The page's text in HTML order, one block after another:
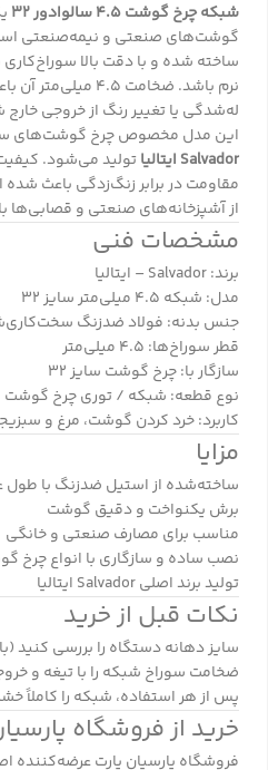
شبکه چرخ گوشت ۴.۵ سالوادور ۳۲
گوشت‌های صنعتی و نیمه‌صنعتی
ساخته شده و با دقت بالا
نرم باشد. ضخامت
له‌شدگی یا تغییر رنگ از خروجی
این مدل مخصوص چرخ گوشت‌های سایز ۳۲ بوده و توسط برند
Salvador ایتالیا
تولید می‌شود.
مقاومت در برابر زنگ‌زدگی باعث
از آشپزخانه‌های صنعتی و قصابی‌ها
مشخصات فنی
برند: Salvador – ایتالیا
مدل: شبکه ۴.۵ میلی‌متر سایز ۳۲
جنس بدنه: فولاد ضدزنگ
قطر سوراخ‌ها: ۴.۵ میلی‌متر
سازگار با: چرخ گوشت سایز ۳۲
نوع قطعه: شبکه / توری چرخ گوشت
کاربرد: خرد کردن گوشت، مرغ و
مزایا
ساخته‌شده از استیل ضدزنگ با طول
برش یکنواخت و دقیق گوشت
مناسب برای مصارف صنعتی و خانگی
نصب ساده و سازگاری با انواع چرخ
تولید برند اصلی Salvador ایتالیا
نکات قبل از خرید
سایز دهانه دستگاه را بررسی کنید (باید ۳۲
ضخامت سوراخ شبکه را با تیغه و
پس از هر استفاده، شبکه را کاملاً
خرید از فروشگاه
فروشگاه پارسیان پارتعرضه‌کننده